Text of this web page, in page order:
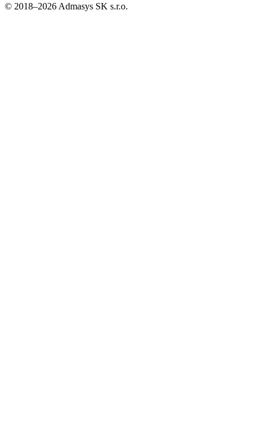
© 2018–2026 Admasys SK s.r.o.